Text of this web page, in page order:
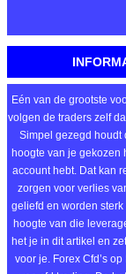
Eén van de grootste
volgen de traders zelf
Simpel gezegd houdt
hoogte van je gekozen
account hebt. Dat kan resulteren in hogere
zorgen voor verlies
geliefd en worden
hoogte van die
het je in dit artikel en
voor je. Forex Cfd’s op Forex hebben een zeer hoge hefboom in de wereld